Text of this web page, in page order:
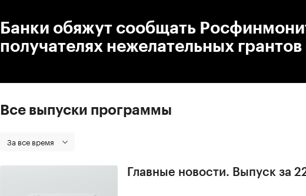
Банки обяжут сообщать
получателях нежелательных грантов
Все выпуски программы
За все время
Главные новости. Выпуск за